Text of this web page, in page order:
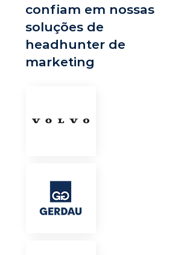
confiam em nossas
soluções de
headhunter de
marketing